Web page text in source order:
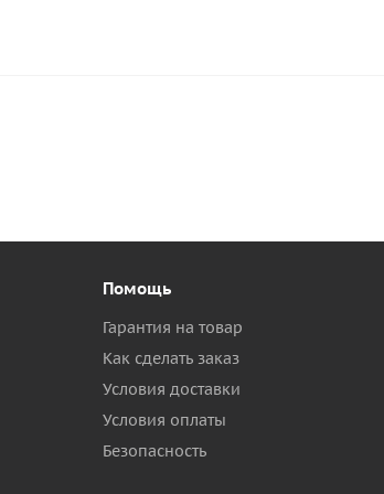
Помощь
Гарантия на товар
Как сделать заказ
Условия доставки
Условия оплаты
Безопасность